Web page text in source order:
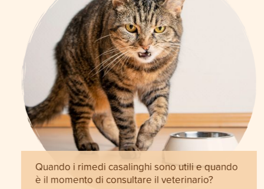
Quando i rimedi casalinghi sono utili e quando
è il momento di consultare il veterinario?